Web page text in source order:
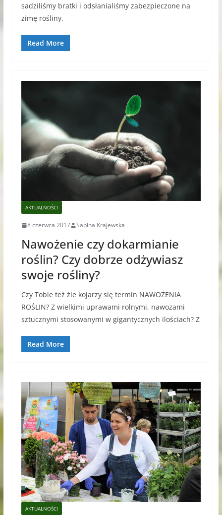
sadziliśmy bratki i odsłanialiśmy zabezpieczone na
zimę rośliny.
Read More
AKTUALNOŚCI
8 czerwca 2017 Sabina Krajewska
Nawożenie czy dokarmianie
roślin? Czy dobrze odżywiasz
swoje rośliny?
Czy Tobie też źle kojarzy się termin NAWOŻENIA
ROŚLIN? Z wielkimi uprawami rolnymi, nawozami
sztucznymi stosowanymi w gigantycznych ilościach? Z
Read More
AKTUALNOŚCI